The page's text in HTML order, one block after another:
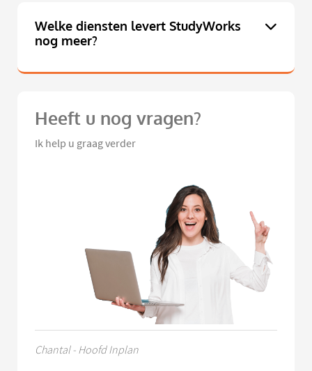
Welke diensten levert StudyWorks
nog meer?
Heeft u nog vragen?
Ik help u graag verder
Chantal - Hoofd Inplan